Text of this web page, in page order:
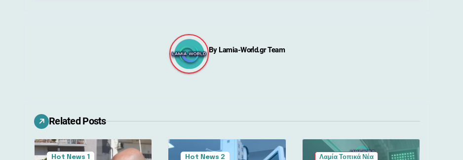
η
ά
By Lamia-World.gr Team
Related Posts
Hot News 1
Hot News 2
Λαμία Τοπικά Νέα